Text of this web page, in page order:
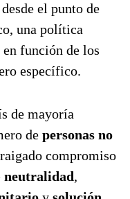
el punto de
una política
función de los
específico.
de mayoría
de personas no
compromiso
neutralidad,